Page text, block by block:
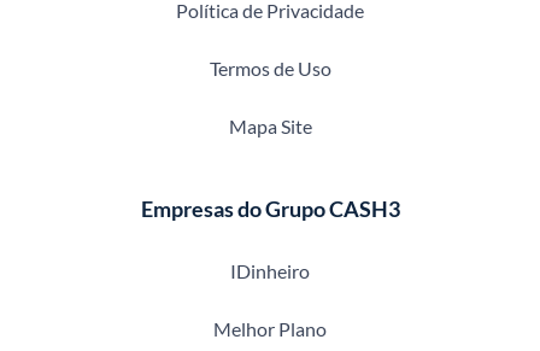
Política de Privacidade
Termos de Uso
Mapa Site
Empresas do Grupo CASH3
IDinheiro
Melhor Plano